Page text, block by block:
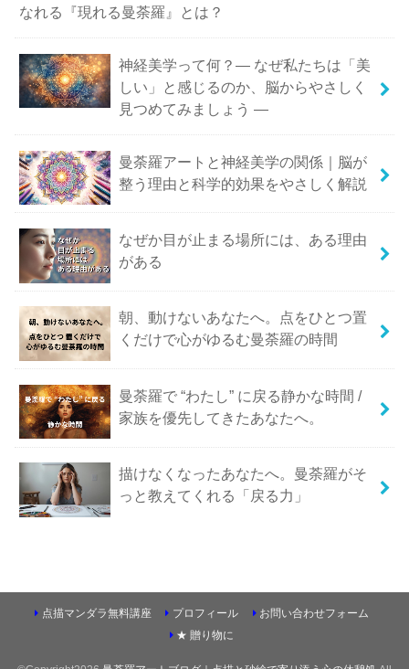
なれる『現れる曼荼羅』とは？
神経美学って何？― なぜ私たちは「美
しい」と感じるのか、脳からやさしく
見つめてみましょう ―
曼荼羅アートと神経美学の関係｜脳が
整う理由と科学的効果をやさしく解説
なぜか目が止まる場所には、ある理由
がある
朝、動けないあなたへ。点をひとつ置
くだけで心がゆるむ曼荼羅の時間
曼荼羅で “わたし” に戻る静かな時間 /
家族を優先してきたあなたへ。
描けなくなったあなたへ。曼荼羅がそ
っと教えてくれる「戻る力」
点描マンダラ無料講座 プロフィール
お問い合わせフォーム
★ 贈り物に